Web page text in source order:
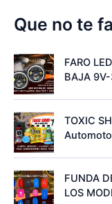
Que no te
FARO
BAJA
TOXIC
FUNDA
LOS